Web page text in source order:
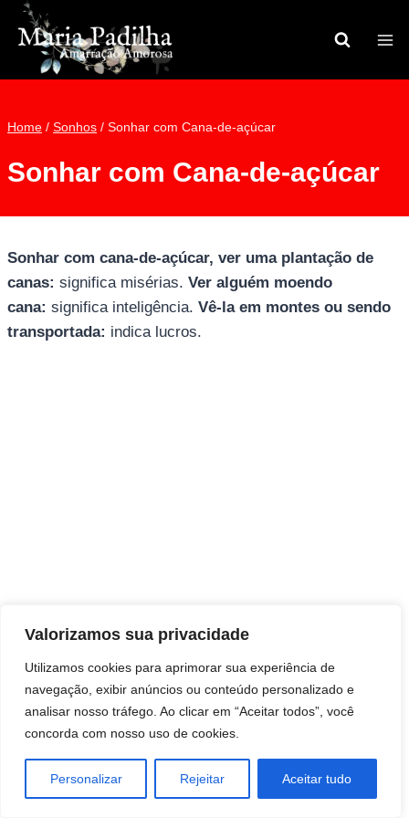
Valorizamos sua privacidade
Utilizamos cookies para aprimorar sua experiência de
navegação, exibir anúncios ou conteúdo personalizado e
analisar nosso tráfego. Ao clicar em “Aceitar todos”, você
concorda com nosso uso de cookies.
Personalizar Rejeitar Aceitar tudo
Pular
para
Conteúdo
Home / Sonhos / Sonhar com Cana-de-açúcar
Sonhar com Cana-de-açúcar
Sonhar com cana-de-açúcar, ver uma plantação de
canas: significa misérias. Ver alguém moendo
cana: significa inteligência. Vê-la em montes ou sendo
transportada: indica lucros.
Consultas e trabalhos espirituais
Brasil - Santa Catarina - São José